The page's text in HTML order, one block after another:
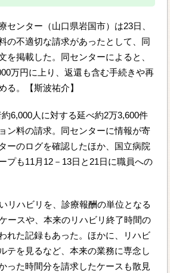
センター（山口県岩国市）は23日、
の不適切な請求があったとして、同
を掲載した。同センターによると、
万円に上り、返還も含む手続きや再
る。【斯波祐介】
6,000人に対する延べ約2万3,600件
ン料の請求。同センターに情報が寄
ーのログを確認したほか、国立病院
プも11月12－13日と21日に職員への
リハビリを、診療報酬の単位となる
ースや、本来のリハビリ終了時間の
れた記録もあった。ほかに、リハビ
テを見るなど、本来の業務に専念し
った時間分を請求したケースも散見